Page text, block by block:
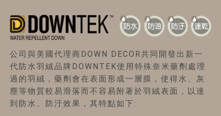
公司與美國代理商DOWN DECOR共同開發出新一
代防水羽絨品牌DOWNTEK使用特殊奈米藥劑處理
過的羽絨，藥劑會在表面形成一層膜，使得水、灰
塵等物質較易滑落而不容易附著於羽絨表面，以達
到防水、防汙效果，其特點如下: